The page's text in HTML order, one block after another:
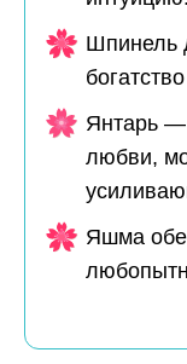
Шпинель
Янтарь —
любви,
Яшма